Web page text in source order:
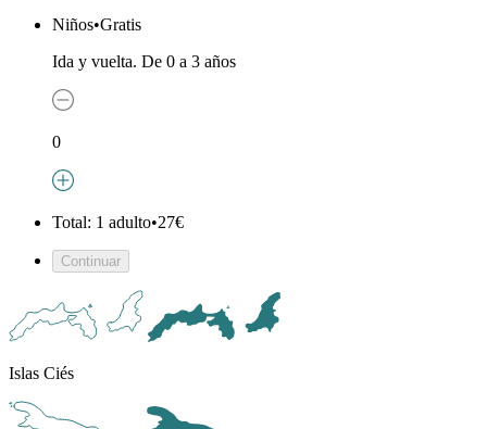
Niños•Gratis
Ida y vuelta. De 0 a 3 años
0
Total: 1 adulto•27€
Continuar
Islas Ciés